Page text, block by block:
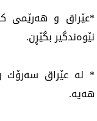
*عێراق و هه‌رێمی‌
نێوه‌ندگیر بگێڕن.
* له‌ عێراق سه‌رۆك
هه‌یه‌.